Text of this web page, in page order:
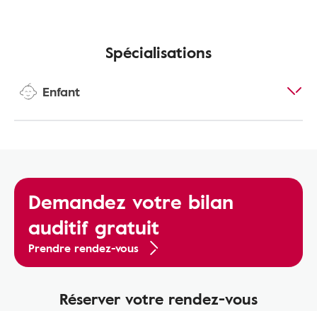
Spécialisations
Enfant
Demandez votre bilan
auditif gratuit
Prendre rendez-vous
Réserver votre rendez-vous